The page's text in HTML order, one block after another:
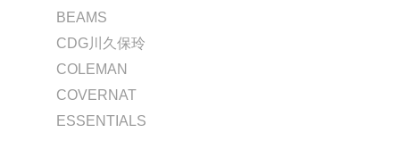
BEAMS
CDG川久保玲
COLEMAN
COVERNAT
ESSENTIALS